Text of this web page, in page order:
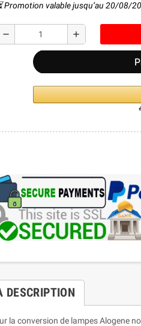
Promotion valable jusqu’au 20/08/
remove add
DESCRIPTION
la conversion de lampes Alogene